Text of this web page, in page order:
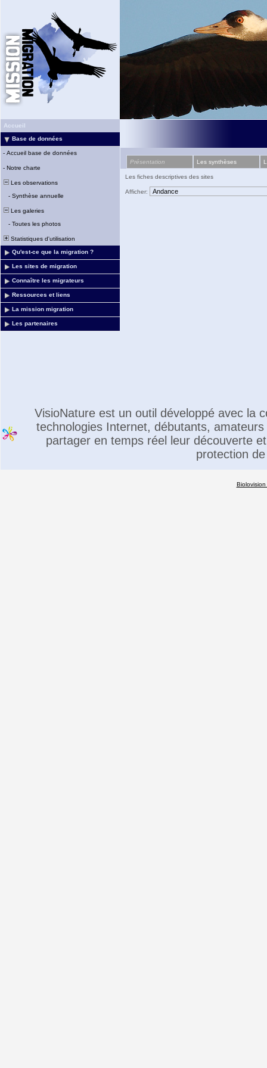
Accueil
Base de données
- Accueil base de données
- Notre charte
Les observations
- Synthèse annuelle
Les galeries
- Toutes les photos
Statistiques d'utilisation
Qu'est-ce que la migration ?
Les sites de migration
Connaître les migrateurs
Ressources et liens
La mission migration
Les partenaires
Présentation Les synthèses
Les fiches descriptives des sites
Afficher:
VisioNature est un outil développé avec la
technologies Internet, débutants,
partager en temps réel leur découverte
protection
Biolovision